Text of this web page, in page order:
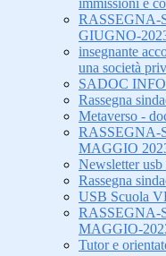
immissioni e
RASSEGNA-
GIUGNO-
insegnante
una società
SADOC
Rassegna
Metaverso -
RASSEGNA-
MAGGIO
Newsletter
Rassegna
USB Scuola
MAGGIO-
Tutor e